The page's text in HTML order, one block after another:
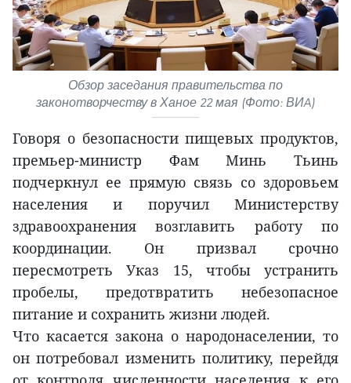
Обзор заседания правительства по
законотворчеству в Ханое 22 мая (Фото: ВИA)
Говоря о безопасности пищевых продуктов,
премьер-министр Фам Минь Тьинь
подчеркнул ее прямую связь со здоровьем
населения и поручил Министерству
здравоохранения возглавить работу по
координации. Он призвал срочно
пересмотреть Указ 15, чтобы устранить
пробелы, предотвратить небезопасное
питание и сохранить жизни людей.
Что касается закона о народонаселении, то
он потребовал изменить политику, перейдя